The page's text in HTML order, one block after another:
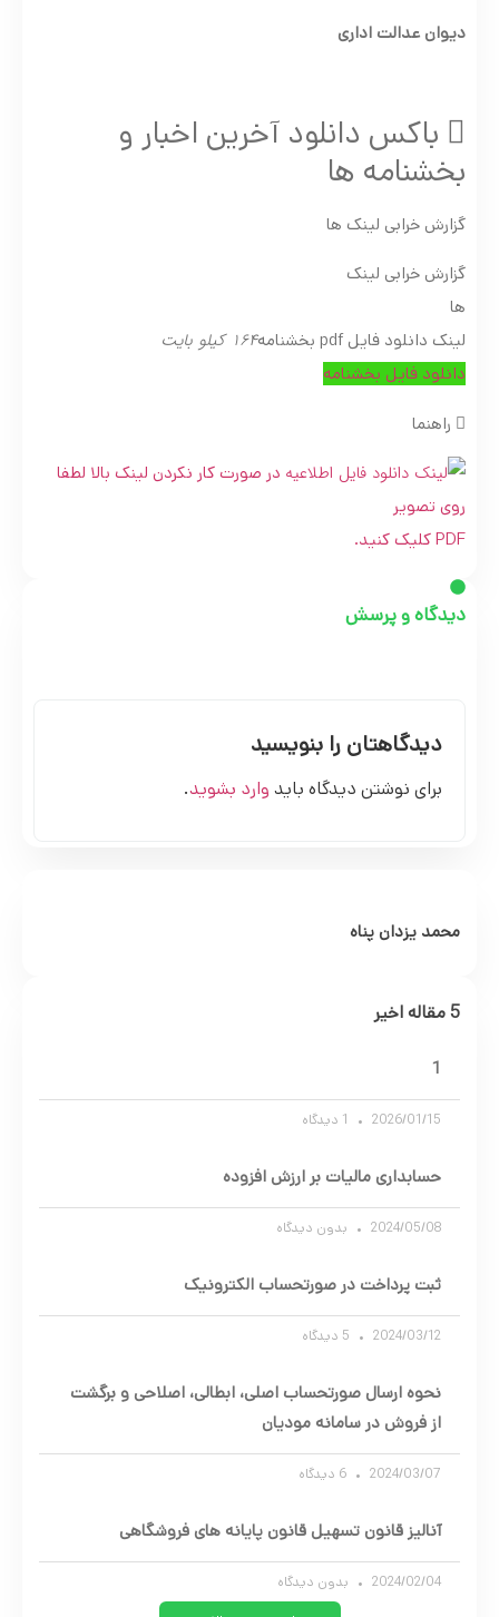
دیوان عدالت اداری
باکس دانلود آخرین اخبار و
بخشنامه ها
گزارش خرابی لینک ها
گزارش خرابی لینک
ها
لینک دانلود فایل pdf بخشنامه
164 کیلو بایت
دانلود فایل بخشنامه
راهنما
در صورت کار نکردن لینک بالا لطفا
روی تصویر
PDF کلیک کنید.
دیدگاه و پرسش
دیدگاهتان را بنویسید
برای نوشتن دیدگاه باید وارد بشوید.
محمد یزدان پناه
5 مقاله اخیر
1
2026/01/15
حسابداری مالیات بر ارزش افزوده
2024/05/08 بدون دیدگاه
ثبت پرداخت در صورتحساب الکترونیک
2024/03/12
نحوه ارسال صورتحساب اصلی، ابطالی، اصلاحی و برگشت
از فروش در سامانه مودیان
2024/03/07
آنالیز قانون تسهیل قانون پایانه های فروشگاهی
2024/02/04 بدون دیدگاه